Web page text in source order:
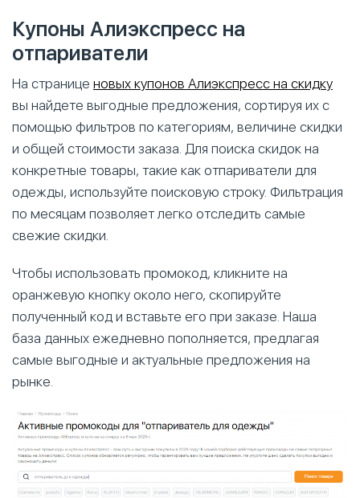
Купоны Алиэкспресс на
отпариватели
На странице новых купонов Алиэкспресс на скидку
вы найдете выгодные предложения, сортируя их с
помощью фильтров по категориям, величине скидки
и общей стоимости заказа. Для поиска скидок на
конкретные товары, такие как отпариватели для
одежды, используйте поисковую строку. Фильтрация
по месяцам позволяет легко отследить самые
свежие скидки.
Чтобы использовать промокод, кликните на
оранжевую кнопку около него, скопируйте
полученный код и вставьте его при заказе. Наша
база данных ежедневно пополняется, предлагая
самые выгодные и актуальные предложения на
рынке.